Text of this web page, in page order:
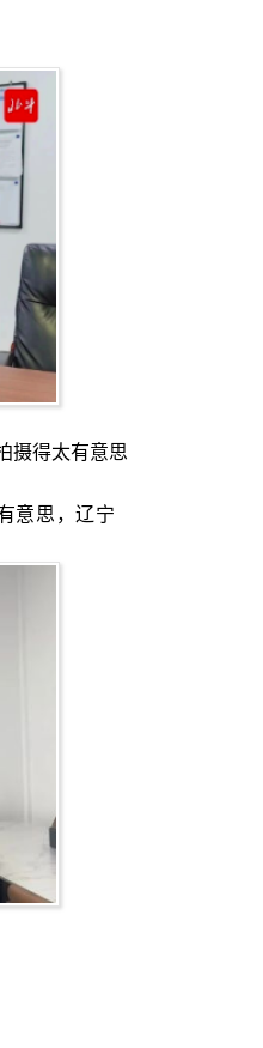
摄得太有意思
意思，辽宁